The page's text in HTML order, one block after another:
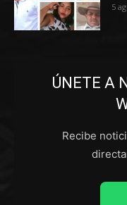
5
ÚNETE A
Recibe